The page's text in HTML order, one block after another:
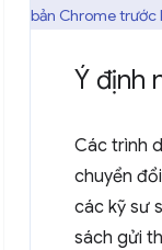
bản Chrome trước
Ý định
Các trình
chuyển
các kỹ sư
sách gửi